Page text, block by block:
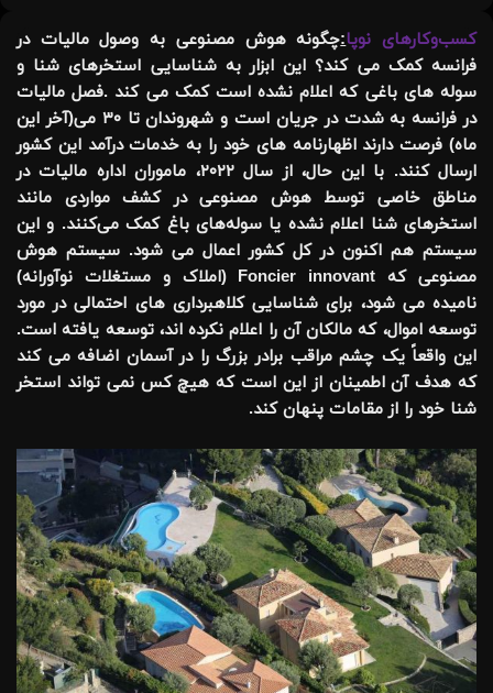
کسب‌وکارهای نوپا:چگونه هوش مصنوعی به وصول مالیات در
فرانسه کمک می کند؟ این ابزار به شناسایی استخرهای شنا و
سوله های باغی که اعلام نشده است کمک می کند .فصل مالیات
در فرانسه به شدت در جریان است و شهروندان تا ۳۰ می(آخر این
ماه) فرصت دارند اظهارنامه های خود را به خدمات درآمد این کشور
ارسال کنند. با این حال، از سال ۲۰۲۲، ماموران اداره مالیات در
مناطق خاصی توسط هوش مصنوعی در کشف مواردی مانند
استخرهای شنا اعلام نشده یا سوله‌های باغ کمک می‌کنند. و این
سیستم هم اکنون در کل کشور اعمال می شود. سیستم هوش
مصنوعی که Foncier innovant (املاک و مستغلات نوآورانه)
نامیده می شود، برای شناسایی کلاهبرداری های احتمالی در مورد
توسعه اموال، که مالکان آن را اعلام نکرده اند، توسعه یافته است.
این واقعاً یک چشم مراقب برادر بزرگ را در آسمان اضافه می کند
که هدف آن اطمینان از این است که هیچ کس نمی تواند استخر
شنا خود را از مقامات پنهان کند.